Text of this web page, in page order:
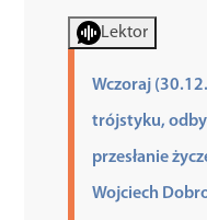
Edukacja
Lektor
Wczoraj
trójstyku,
przesłanie
Wojciech